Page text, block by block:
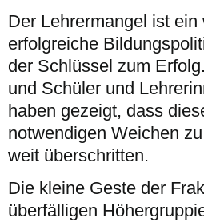
Der Lehrermangel ist
erfolgreiche
der Schlüssel zum
und Schüler und
haben gezeigt, dass
notwendigen Weichen
weit überschritten.
Die kleine Geste der
überfälligen